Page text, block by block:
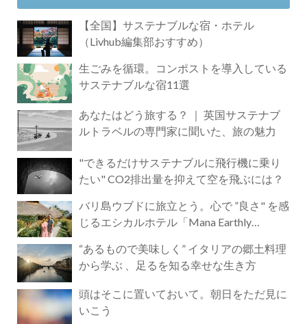
【全国】サステナブルな宿・ホテル
（Livhub編集部おすすめ）
生ごみを循環。コンポストを導入している
サステナブルな宿11選
あなたはどう旅する？ ｜ 英国サステナブ
ルトラベルの専門家に聞いた、旅の魅力
"できるだけサステナブルに飛行機に乗り
たい" CO2排出量を抑えて空を飛ぶには？
バリ島ウブドに旅立とう。心で ”良さ" を感
じるエシカルホテル「Mana Earthly
“あるもので美味しく” イタリアの郷土料理
から学ぶ 、足るを知る幸せな生き方
頭はそこに置いておいて。朝日をただ見に
いこう